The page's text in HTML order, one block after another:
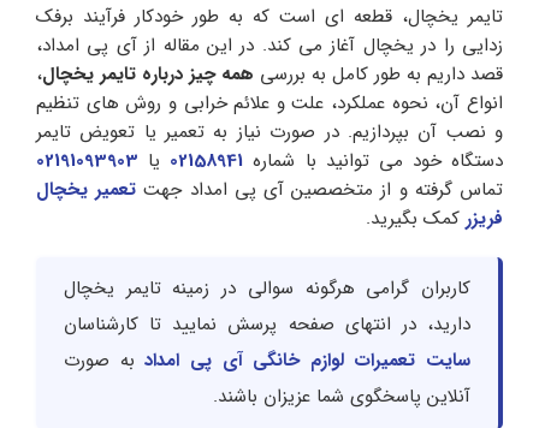
تایمر یخچال، قطعه‌ ای است که به طور خودکار فرآیند برفک‌
زدایی را در یخچال آغاز می‌ کند. در این مقاله از آی پی امداد،
قصد داریم به طور کامل به بررسی همه چیز درباره تایمر یخچال،
انواع آن، نحوه عملکرد، علت و علائم خرابی و روش‌ های تنظیم
و نصب آن بپردازیم. در صورت نیاز به تعمیر یا تعویض تایمر
دستگاه خود می توانید با شماره 02158941 یا 02191093903
تماس گرفته و از متخصصین آی پی امداد جهت تعمیر یخچال
فریزر کمک بگیرید.
کاربران گرامی هرگونه سوالی در زمینه تایمر یخچال
دارید، در انتهای صفحه پرسش نمایید تا کارشناسان
سایت تعمیرات لوازم خانگی آی پی امدادبه صورت
آنلاین پاسخگوی شما عزیزان باشند.